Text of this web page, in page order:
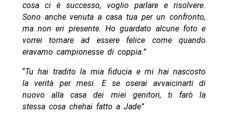
cosa ci è successo, voglio parlare e risolvere.
Sono anche venuta a casa tua per un confronto,
ma non eri presente. Ho guardato alcune foto e
vorrei tornare ad essere felice come quando
eravamo campionesse di coppia.”
“Tu hai tradito la mia fiducia e mi hai nascosto
la verità per mesi. E se oserai avvaicinarti di
nuovo alla casa dei miei genitori, ti farò la
stessa cosa chehai fatto a Jade”